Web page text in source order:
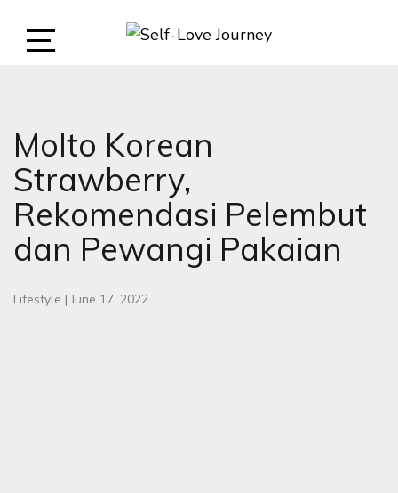
Molto Korean
Strawberry,
Rekomendasi Pelembut
dan Pewangi Pakaian
Lifestyle | June 17, 2022